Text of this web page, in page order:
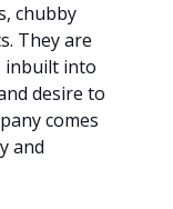
chubby
They are
inbuilt into
desire to
comes
and